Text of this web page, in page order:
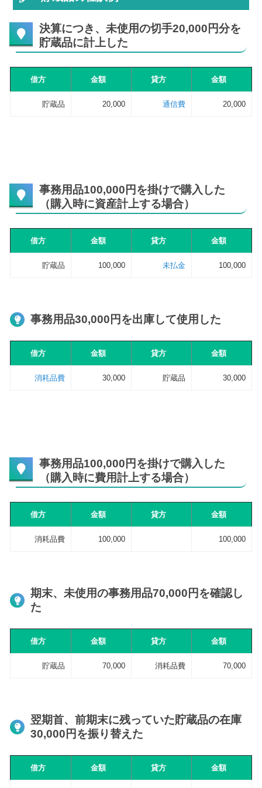
決算につき、未使用の切手20,000円分を
貯蔵品に計上した
借方 金額 貸方 金額
貯蔵品 20,000 通信費 20,000
事務用品100,000円を掛けで購入した
（購入時に資産計上する場合）
借方 金額 貸方 金額
貯蔵品 100,000 未払金 100,000
事務用品30,000円を出庫して使用した
借方 金額 貸方 金額
消耗品費 30,000 貯蔵品 30,000
事務用品100,000円を掛けで購入した
（購入時に費用計上する場合）
借方 金額 貸方 金額
消耗品費 100,000 100,000
期末、未使用の事務用品70,000円を確認し
た
借方 金額 貸方 金額
貯蔵品 70,000 消耗品費 70,000
翌期首、前期末に残っていた貯蔵品の在庫
30,000円を振り替えた
借方 金額 貸方 金額